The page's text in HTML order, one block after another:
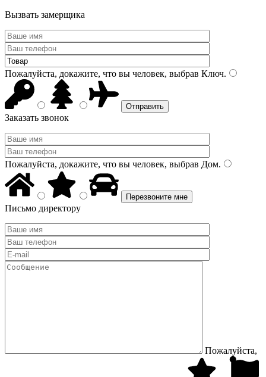
Вызвать замерщика
Пожалуйста, докажите, что вы человек, выбрав Ключ.
Заказать звонок
Пожалуйста, докажите, что вы человек, выбрав Дом.
Письмо директору
Пожалуйста,